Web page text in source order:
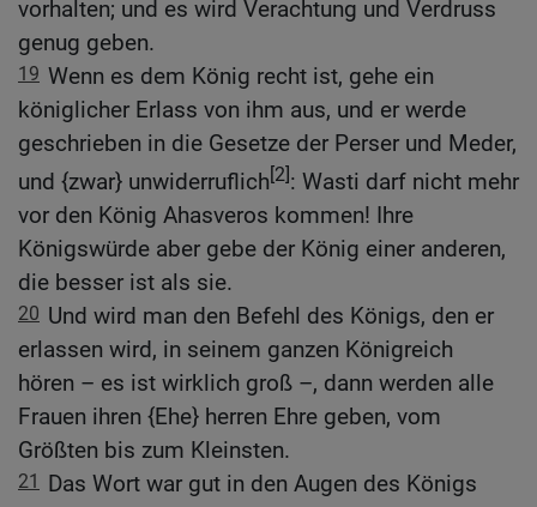
vorhalten; und es wird Verachtung und Verdruss
genug geben.
19 Wenn es dem König recht ist, gehe ein
königlicher Erlass von ihm aus, und er werde
geschrieben in die Gesetze der Perser und Meder,
und {zwar} unwiderruflich[2]: Wasti darf nicht mehr
vor den König Ahasveros kommen! Ihre
Königswürde aber gebe der König einer anderen,
die besser ist als sie.
20 Und wird man den Befehl des Königs, den er
erlassen wird, in seinem ganzen Königreich
hören – es ist wirklich groß –, dann werden alle
Frauen ihren {Ehe} herren Ehre geben, vom
Größten bis zum Kleinsten.
21 Das Wort war gut in den Augen des Königs